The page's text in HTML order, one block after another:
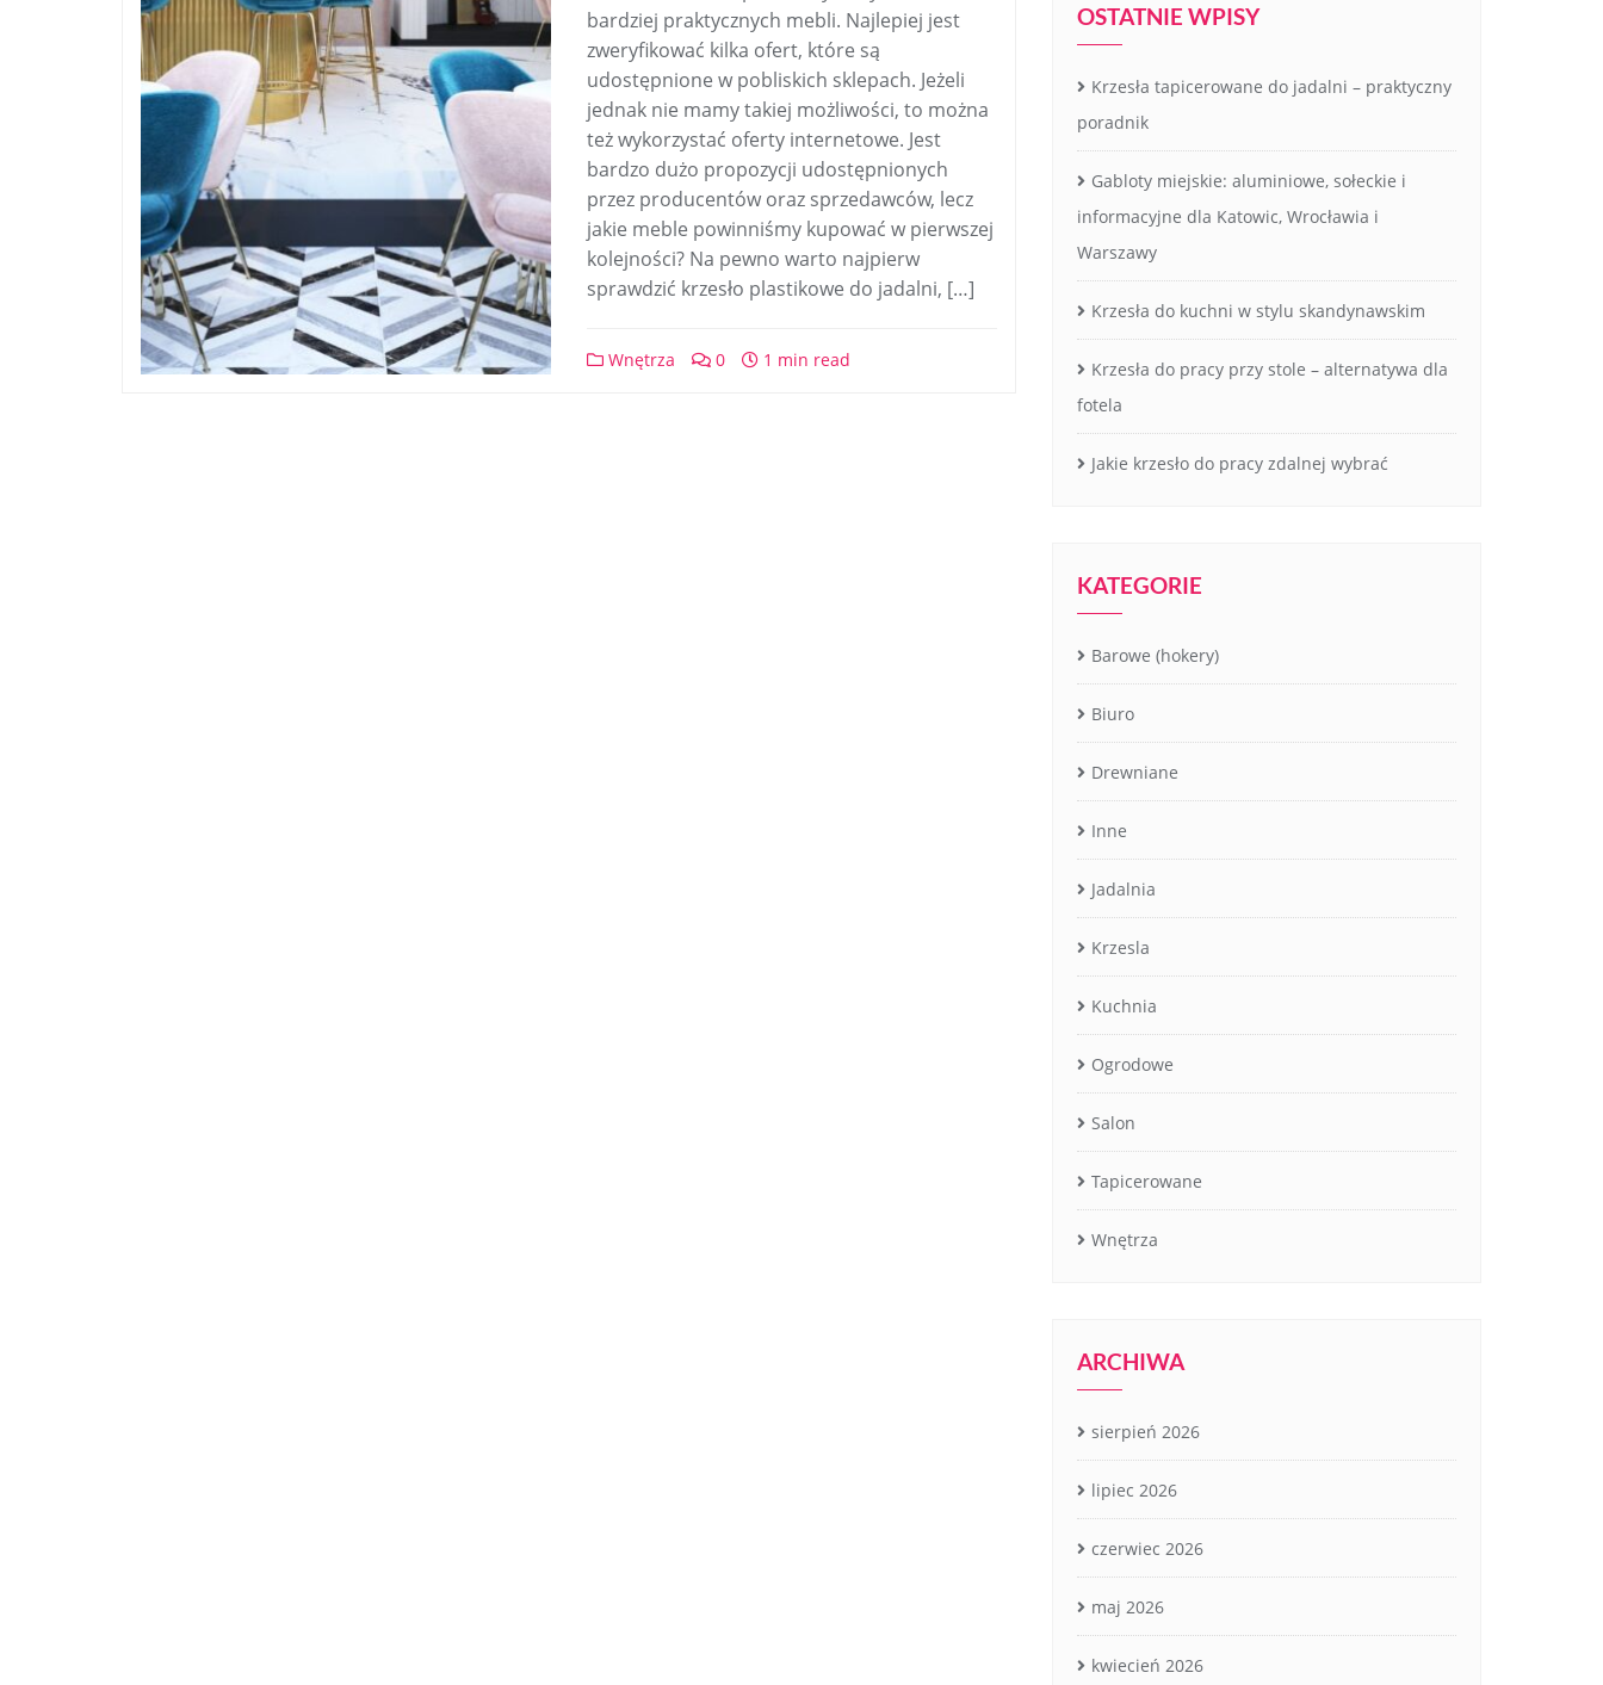
bardziej praktycznych mebli. Najlepiej jest
zweryfikować kilka ofert, które są
udostępnione w pobliskich sklepach. Jeżeli
jednak nie mamy takiej możliwości, to można
też wykorzystać oferty internetowe. Jest
bardzo dużo propozycji udostępnionych
przez producentów oraz sprzedawców, lecz
jakie meble powinniśmy kupować w pierwszej
kolejności? Na pewno warto najpierw
sprawdzić krzesło plastikowe do jadalni, […]
Wnętrza 0 1 min read
OSTATNIE WPISY
Krzesła tapicerowane do jadalni – praktyczny
poradnik
Gabloty miejskie: aluminiowe, sołeckie i
informacyjne dla Katowic, Wrocławia i
Warszawy
Krzesła do kuchni w stylu skandynawskim
Krzesła do pracy przy stole – alternatywa dla
fotela
Jakie krzesło do pracy zdalnej wybrać
KATEGORIE
Barowe (hokery)
Biuro
Drewniane
Inne
Jadalnia
Krzesla
Kuchnia
Ogrodowe
Salon
Tapicerowane
Wnętrza
ARCHIWA
sierpień 2026
lipiec 2026
czerwiec 2026
maj 2026
kwiecień 2026